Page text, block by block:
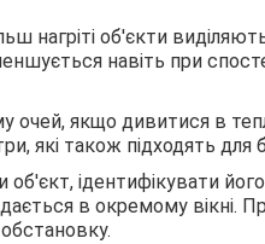
нагріті об'єкти
навіть при
якщо дивитися в
які також підходять для
ідентифікувати
в окремому вікні.